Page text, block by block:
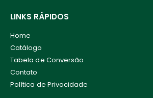
LINKS RÁPIDOS
Home
Catálogo
Tabela de Conversão
Contato
Política de Privacidade